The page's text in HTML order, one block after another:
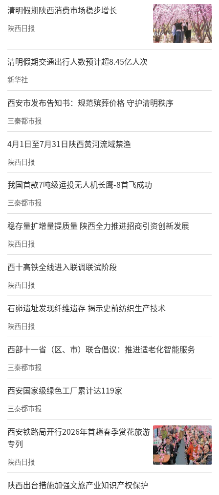
个集合了“生活、阅读、社交”于一体的当代
都市知性文化商业中心，将商业与文化完美融
合。在这里，你可以放慢脚步，随手取阅一本
书，随处安坐，享受一段无人打扰的时光。一
杯咖啡，一盘轻餐，都能让你感受到生活的美
好。
如果你想感受自然的气息，霸城门站附近的文
景公园也是一个不错的选择。这个小而精致、
干净清新的公园，为市民提供了一个放松身心
的场所。在这里，你可以看到下棋聊天的大爷
大妈，也可以穿梭在林间小路，感受大自然的
宁静与快乐。
来源：西安经济技术开发区
清明假期陕西消费市场稳步增长
陕西日报
清明假期交通出行人数预计超8.45亿人次
新华社
西安市发布告知书：规范殡葬价格 守护清明秩序
三秦都市报
4月1日至7月31日陕西黄河流域禁渔
陕西日报
我国首款7吨级运投无人机长鹰-8首飞成功
三秦都市报
稳存量扩增量提质量 陕西全力推进招商引资创新发展
陕西日报
西十高铁全线进入联调联试阶段
陕西日报
石峁遗址发现纤维遗存 揭示史前纺织生产技术
陕西日报
西部十一省（区、市）联合倡议：推进适老化智能服务
三秦都市报
西安国家级绿色工厂累计达119家
三秦都市报
西安铁路局开行2026年首趟春季赏花旅游
专列
陕西日报
​陕西出台措施加强文旅产业知识产权保护